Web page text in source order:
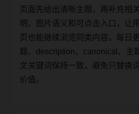
页面先给出清晰主题，再补充相
明、图片语义和可点击入口，让
页也能继续浏览同类内容。每日
题、description、canonical、主
文关键词保持一致，避免只替换
价值。